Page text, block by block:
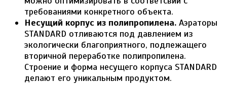
требованиями конкретного объекта.
Несущий корпус из полипропилена. Аэраторы
STANDARD отливаются под давлением из
экологически благоприятного, подлежащего
вторичной переработке полипропилена.
Строение и форма несущего корпуса STANDARD
делают его уникальным продуктом.